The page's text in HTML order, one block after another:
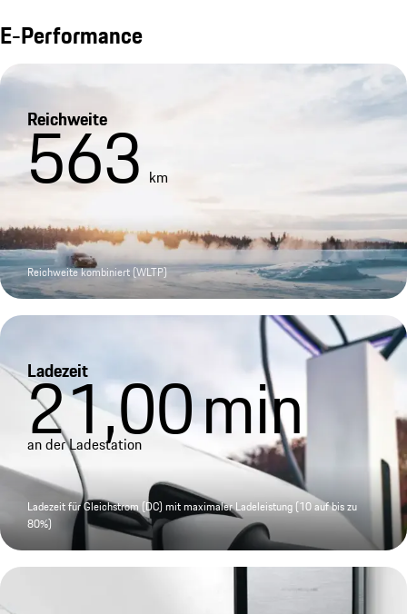
E-Performance
Reichweite
563 km
Reichweite kombiniert (WLTP)
Ladezeit
21,00min
an der Ladestation
Ladezeit für Gleichstrom (DC) mit maximaler Ladeleistung (10 auf bis zu
80%)